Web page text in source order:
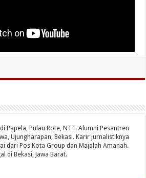
Papela, Pulau Rote, NTT. Alumni Pesantren
Ujungharapan, Bekasi. Karir jurnalistiknya
dari Pos Kota Group dan Majalah Amanah.
di Bekasi, Jawa Barat.